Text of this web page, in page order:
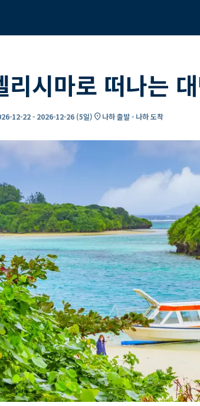
리시마로 떠나는
12-22- 2026-12-26 (5일) location_on나하 출발 - 나하 도착